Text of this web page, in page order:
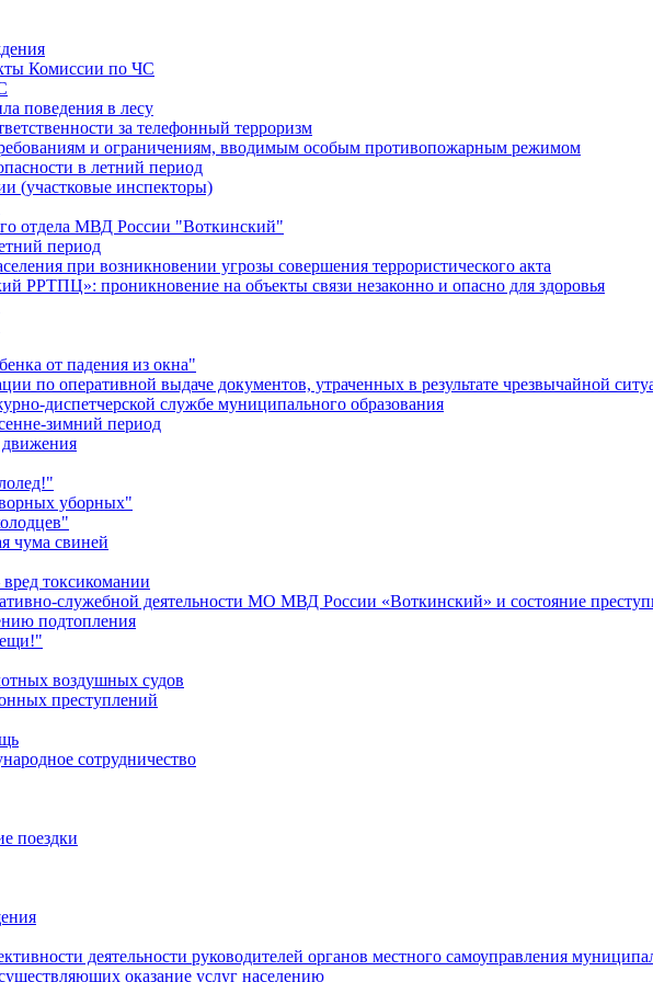
Комиссии по ЧС
поведения в лесу
за телефонный терроризм
и ограничениям, вводимым особым противопожарным режимом
в летний период
(участковые инспекторы)
отдела МВД России "Воткинский"
период
при возникновении угрозы совершения террористического акта
РРТПЦ»: проникновение на объекты связи незаконно и опасно для здоровья
от падения из окна"
по оперативной выдаче документов, утраченных в результате чрезвычайной
диспетчерской службе муниципального образования
зимний период
движения
уборных"
чума свиней
токсикомании
служебной деятельности МО МВД России «Воткинский» и состояние
подтопления
воздушных судов
преступлений
сотрудничество
поездки
деятельности руководителей органов местного самоуправления
оказание услуг населению